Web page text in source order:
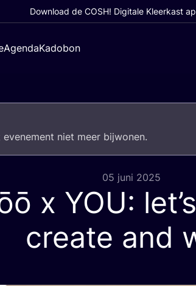
Download de COSH! Digitale Kleerkast
AgendaKadobon
niet meer bijwonen.
05 juni 2025
x YOU:
create and